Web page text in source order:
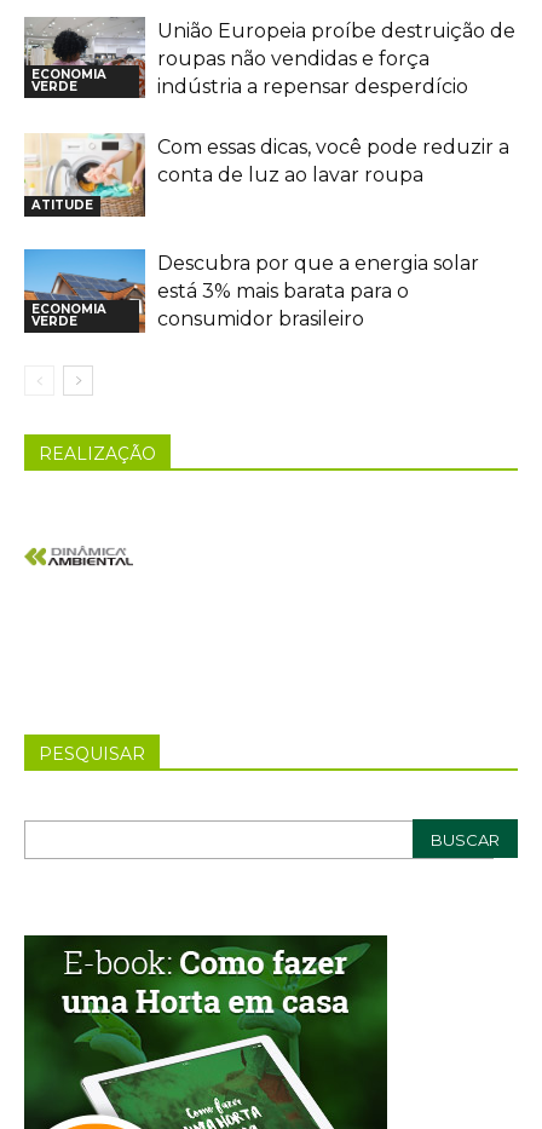
ECONOMIA
VERDE
União Europeia proíbe destruição de
roupas não vendidas e força
indústria a repensar desperdício
ATITUDE
Com essas dicas, você pode reduzir a
conta de luz ao lavar roupa
ECONOMIA
VERDE
Descubra por que a energia solar
está 3% mais barata para o
consumidor brasileiro
REALIZAÇÃO
PESQUISAR